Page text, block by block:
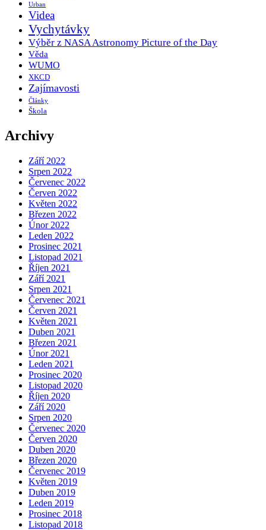
Urban
Videa
Vychytávky
Výběr z NASA Astronomy Picture of the Day
Věda
WUMO
XKCD
Zajímavosti
Články
Škola
Archivy
Září 2022
Srpen 2022
Červenec 2022
Červen 2022
Květen 2022
Březen 2022
Únor 2022
Leden 2022
Prosinec 2021
Listopad 2021
Říjen 2021
Září 2021
Srpen 2021
Červenec 2021
Červen 2021
Květen 2021
Duben 2021
Březen 2021
Únor 2021
Leden 2021
Prosinec 2020
Listopad 2020
Říjen 2020
Září 2020
Srpen 2020
Červenec 2020
Červen 2020
Duben 2020
Březen 2020
Červenec 2019
Květen 2019
Duben 2019
Leden 2019
Prosinec 2018
Listopad 2018